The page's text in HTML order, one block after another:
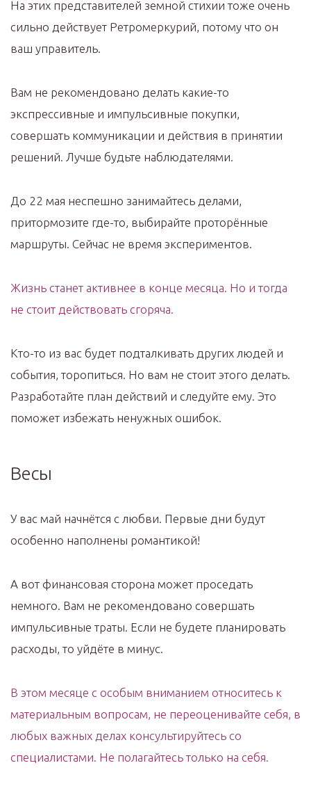
На этих представителей земной стихии тоже очень
сильно действует Ретромеркурий, потому что он
ваш управитель.
Вам не рекомендовано делать какие-то
экспрессивные и импульсивные покупки,
совершать коммуникации и действия в принятии
решений. Лучше будьте наблюдателями.
До 22 мая неспешно занимайтесь делами,
притормозите где-то, выбирайте проторённые
маршруты. Сейчас не время экспериментов.
Жизнь станет активнее в конце месяца. Но и тогда
не стоит действовать сгоряча.
Кто-то из вас будет подталкивать других людей и
события, торопиться. Но вам не стоит этого делать.
Разработайте план действий и следуйте ему. Это
поможет избежать ненужных ошибок.
Весы
У вас май начнётся с любви. Первые дни будут
особенно наполнены романтикой!
А вот финансовая сторона может проседать
немного. Вам не рекомендовано совершать
импульсивные траты. Если не будете планировать
расходы, то уйдёте в минус.
В этом месяце с особым вниманием относитесь к
материальным вопросам, не переоценивайте себя, в
любых важных делах консультируйтесь со
специалистами. Не полагайтесь только на себя.